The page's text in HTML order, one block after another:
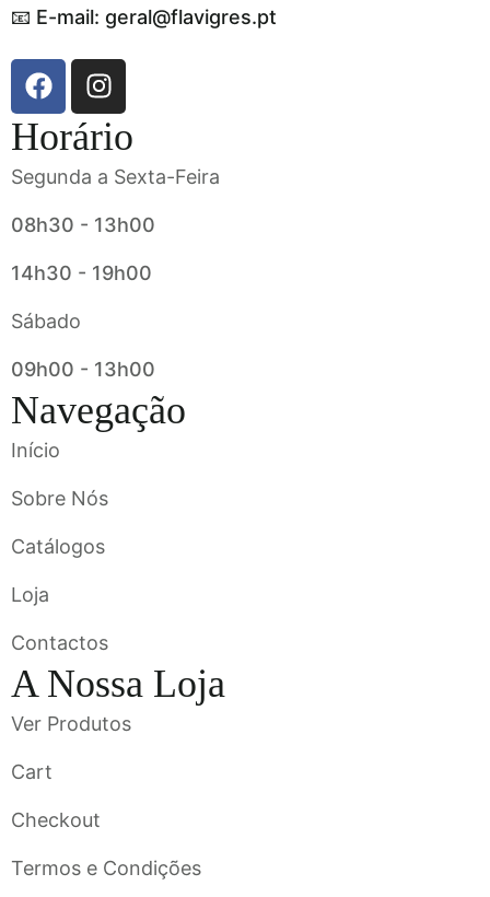
📧 E-mail: geral@flavigres.pt
Horário
Segunda a Sexta-Feira
08h30 - 13h00
14h30 - 19h00
Sábado
09h00 - 13h00
Navegação
Início
Sobre Nós
Catálogos
Loja
Contactos
A Nossa Loja
Ver Produtos
Cart
Checkout
Termos e Condições